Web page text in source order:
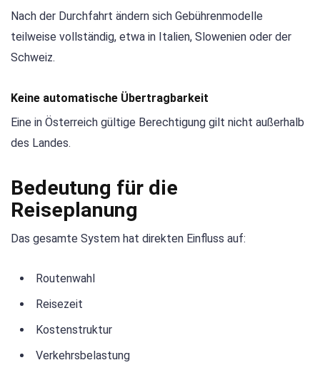
Nach der Durchfahrt ändern sich Gebührenmodelle
teilweise vollständig, etwa in Italien, Slowenien oder der
Schweiz.
Keine automatische Übertragbarkeit
Eine in Österreich gültige Berechtigung gilt nicht außerhalb
des Landes.
Bedeutung für die
Reiseplanung
Das gesamte System hat direkten Einfluss auf:
Routenwahl
Reisezeit
Kostenstruktur
Verkehrsbelastung